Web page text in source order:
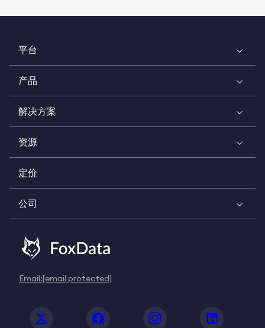
平台
产品
解决方案
资源
定价
公司
Email:[email protected]